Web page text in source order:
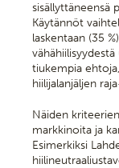
sisällyttäneensä
Käytännöt
laskentaan (35
tiukempia
hiilijalanjäljen
Näiden
markkinoita ja
Esimerkiksi